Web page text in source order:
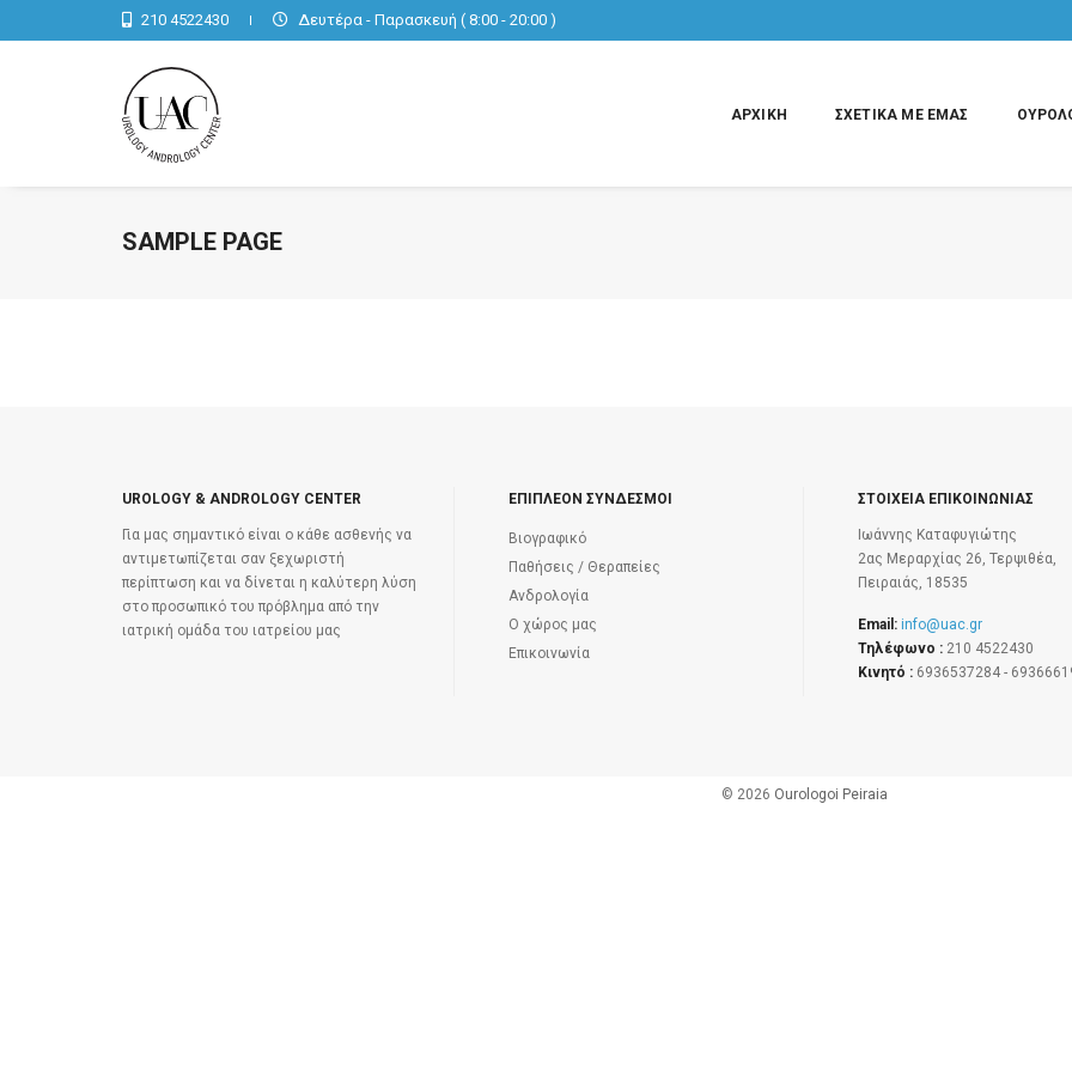
210 4522430 Δευτέρα - Παρασκευή ( 8:00 - 20:00 )
ΑΡΧΙΚΗ ΣΧΕΤΙΚΑ ΜΕ ΕΜΑΣ
SAMPLE PAGE
UROLOGY & ANDROLOGY CENTER
Για μας σημαντικό είναι ο κάθε ασθενής να
αντιμετωπίζεται σαν ξεχωριστή
περίπτωση και να δίνεται η καλύτερη λύση
στο προσωπικό του πρόβλημα από την
ιατρική ομάδα του ιατρείου μας
ΕΠΙΠΛΕΟΝ ΣΥΝΔΕΣΜΟΙ
Βιογραφικό
Παθήσεις / Θεραπείες
Ανδρολογία
Ο χώρος μας
Επικοινωνία
ΣΤΟΙΧΕΙΑ ΕΠΙΚΟΙΝΩΝΙΑΣ
Ιωάννης Καταφυγιώτης
2ας Μεραρχίας 26, Τερψιθέα,
Πειραιάς, 18535
Email: info@uac.gr
Τηλέφωνο : 210 4522430
Κινητό : 6936537284 -
© 2026 Ourologoi Peiraia